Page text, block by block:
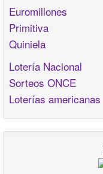
Euromillones
Primitiva
Quiniela
Lotería Nacional
Sorteos ONCE
Loterías americanas